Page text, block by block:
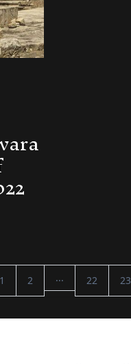
1 2 ... 22 23